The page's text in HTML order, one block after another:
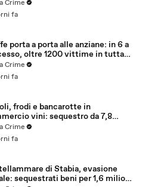
Crime
fa
porta a porta alle anziane: in 6 a
oltre 1200 vittime in tutta
(30.07.26)
Crime
fa
frodi e bancarotte in
vini: sequestro da 7,8
(30.07.26)
Crime
fa
di Stabia, evasione
sequestrati beni per 1,6 milioni